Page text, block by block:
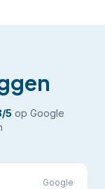
/5 op Google
Google